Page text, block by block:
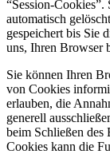
“Session-Cookies”.
automatisch
gespeichert bis Sie
uns, Ihren Browser
Sie können Ihren
von Cookies
erlauben, die
generell
beim Schließen
Cookies kann die